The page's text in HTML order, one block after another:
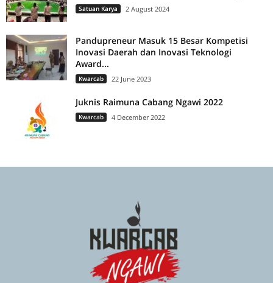
Satuan Karya 2 August 2024
Pandupreneur Masuk 15 Besar Kompetisi
Inovasi Daerah dan Inovasi Teknologi
Award...
Kwarcab 22 June 2023
Juknis Raimuna Cabang Ngawi 2022
Kwarcab 4 December 2022